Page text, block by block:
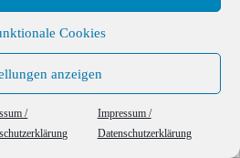
Got it!
Cookies
anzeigen
/
Impressum /
Datenschutzerklärung